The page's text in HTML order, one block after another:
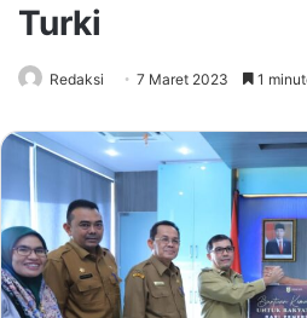
Turki
Redaksi 7 Maret 2023 1